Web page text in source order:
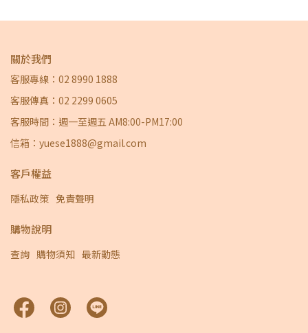
關於我們
客服專線：02 8990 1888
客服傳真：02 2299 0605
客服時間：週一至週五 AM8:00-PM17:00
信箱：yuese1888@gmail.com
客戶權益
隱私政策 免責聲明
購物說明
查詢 購物須知 最新動態